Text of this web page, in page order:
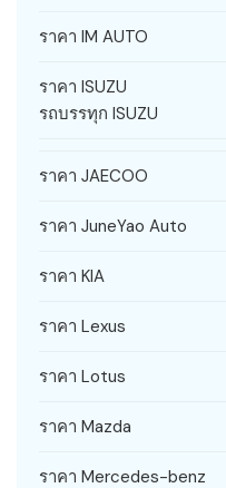
ราคา IM AUTO
ราคา ISUZU
รถบรรทุก ISUZU
ราคา JAECOO
ราคา JuneYao Auto
ราคา KIA
ราคา Lexus
ราคา Lotus
ราคา Mazda
ราคา Mercedes-benz